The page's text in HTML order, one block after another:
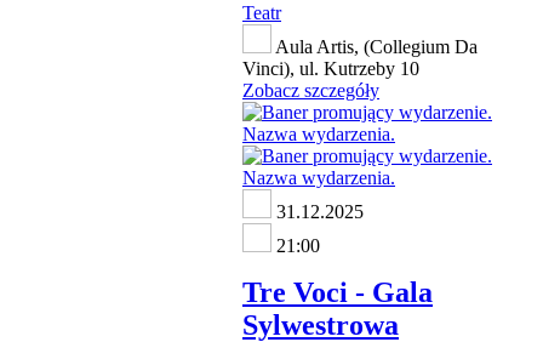
Teatr
Aula Artis, (Collegium Da
Vinci), ul. Kutrzeby 10
Zobacz szczegóły
31.12.2025
21:00
Tre Voci - Gala
Sylwestrowa